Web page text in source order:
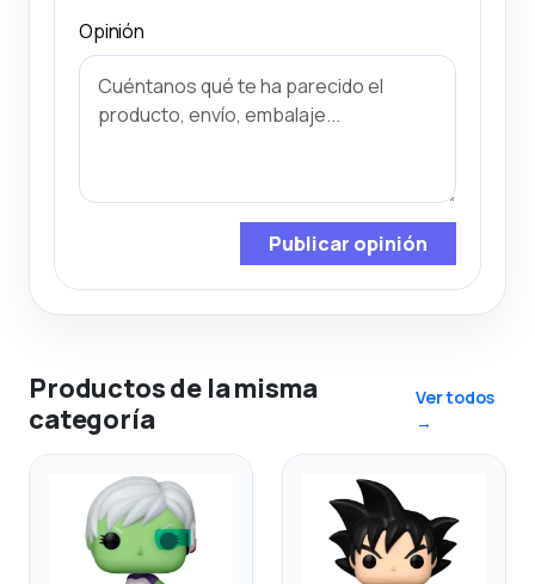
Opinión
Publicar opinión
Productos de la misma
categoría
Ver todos
→